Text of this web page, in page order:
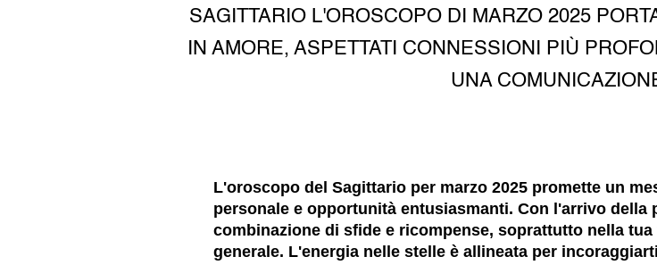
SAGITTARIO L'OROSCOPO DI MARZO 2025
IN AMORE, ASPETTATI CONNESSIONI PIÙ
UNA
L'oroscopo del Sagittario per marzo 2025 promette un
personale e opportunità entusiasmanti. Con l'arrivo della
combinazione di sfide e ricompense, soprattutto nella
generale. L'energia nelle stelle è allineata per